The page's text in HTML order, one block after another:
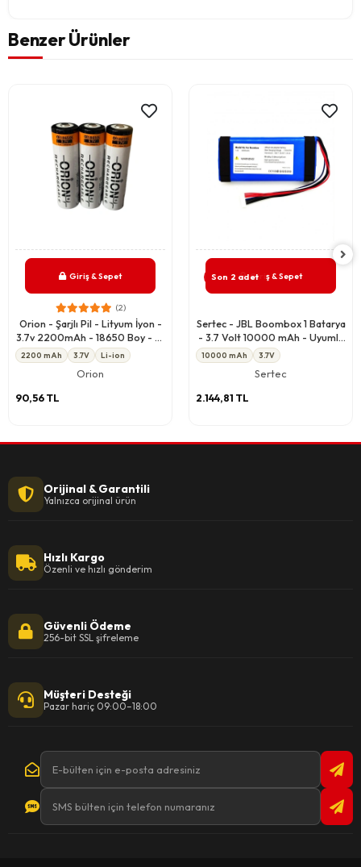
Benzer Ürünler
Giriş & Sepet
(2)
Orion - Şarjlı Pil - Lityum İyon -
3.7v 2200mAh - 18650 Boy - 5c
- Başlı
2200 mAh 3.7V Li-ion
Orion
90,56 TL
Son 2 adetGiriş & Sepet
Sertec - JBL Boombox 1 Batarya
- 3.7 Volt 10000 mAh - Uyumlu
Yedek Pil
10000 mAh 3.7V
Sertec
2.144,81 TL
Orijinal & Garantili
Yalnızca orijinal ürün
Hızlı Kargo
Özenli ve hızlı gönderim
Güvenli Ödeme
256-bit SSL şifreleme
Müşteri Desteği
Pazar hariç 09:00–18:00